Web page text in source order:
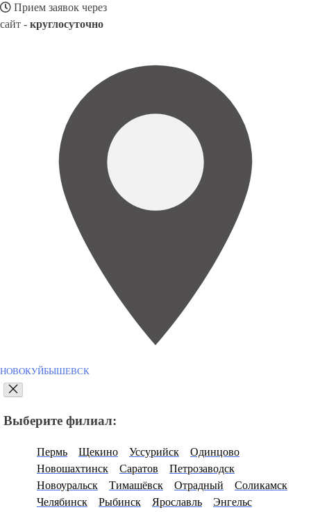
Прием заявок через
сайт - круглосуточно
НОВОКУЙБЫШЕВСК
Выберите филиал:
Пермь Щекино Уссурийск
Одинцово
Новошахтинск
Саратов
Петрозаводск
Новоуральск
Тимашёвск Отрадный
Соликамск
Челябинск
Рыбинск Ярославль
Энгельс